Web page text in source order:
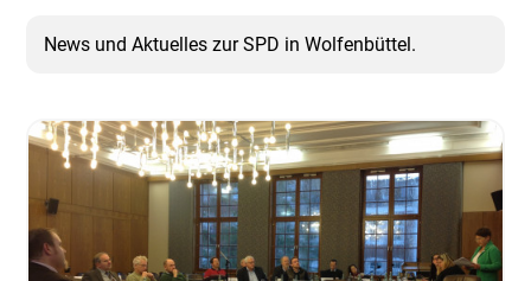
News und Aktuelles zur SPD in Wolfenbüttel.